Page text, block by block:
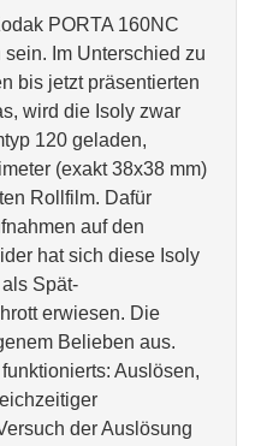
PORTA 160NC
Im Unterschied zu
bis jetzt präsentierten
wird die Isoly zwar
120 geladen,
(exakt 38x38 mm)
Rollfilm. Dafür
auf den
hat sich diese Isoly
Spät-
erwiesen. Die
Belieben aus.
Auslösen,
der Auslösung